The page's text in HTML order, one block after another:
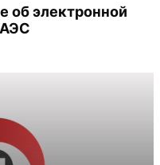
об электронной